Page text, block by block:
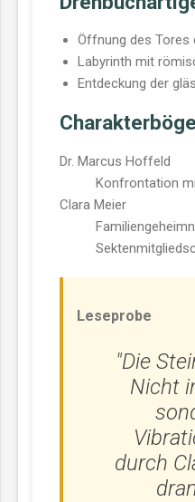
Öffnung des Tores
Labyrinth mit
Entdeckung der
Dr. Marcus Hoffeld
Konfrontation
Clara Meier
Leseprobe
"Die
Nicht
durch